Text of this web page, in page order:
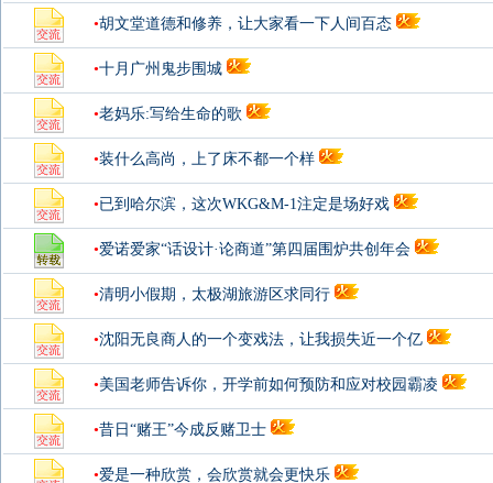
•胡文堂道德和修养，让大家看一下人间百态
•十月广州鬼步围城
•老妈乐:写给生命的歌
•装什么高尚，上了床不都一个样
•已到哈尔滨，这次WKG&M-1注定是场好戏
•爱诺爱家“话设计·论商道”第四届围炉共创年会
•清明小假期，太极湖旅游区求同行
•沈阳无良商人的一个变戏法，让我损失近一个亿
•美国老师告诉你，开学前如何预防和应对校园霸凌
•昔日“赌王”今成反赌卫士
•爱是一种欣赏，会欣赏就会更快乐